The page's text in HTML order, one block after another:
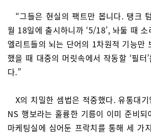
“그들은 현실의 팩트만 봅니다. 탱크
월 18일에 출시하니까 ‘5/18’, 놔둘 때 소
엘리트들의 뇌는 단어의 1차원적 기능만
했을 때 대중의 머릿속에서 작동할 ‘필터
다.”
X의 치밀한 셈법은 적중했다. 유통대
NS 행보라는 훌륭한 기름이 이미 준비되
마케팅실에 심어둔 프락치를 통해 세 가